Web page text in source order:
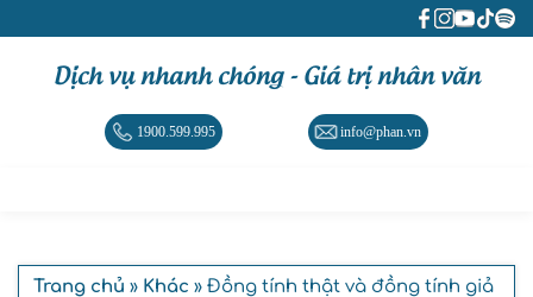
Dịch vụ nhanh chóng - Giá trị nhân văn
1900.599.995 info@phan.vn
Trang chủ » Khác » Đồng tính thật và đồng tính giả